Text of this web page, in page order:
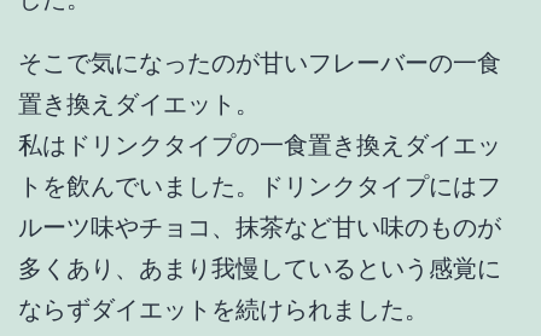
そこで気になったのが甘いフレーバーの一食
置き換えダイエット。
私はドリンクタイプの一食置き換えダイエッ
トを飲んでいました。ドリンクタイプにはフ
ルーツ味やチョコ、抹茶など甘い味のものが
多くあり、あまり我慢しているという感覚に
ならずダイエットを続けられました。